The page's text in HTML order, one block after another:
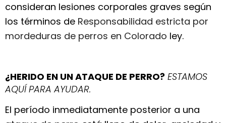
consideran lesiones corporales graves según
los términos de Responsabilidad estricta por
mordeduras de perros en Colorado ley.
¿HERIDO EN UN ATAQUE DE PERRO? ESTAMOS
AQUÍ PARA AYUDAR.
El período inmediatamente posterior a una